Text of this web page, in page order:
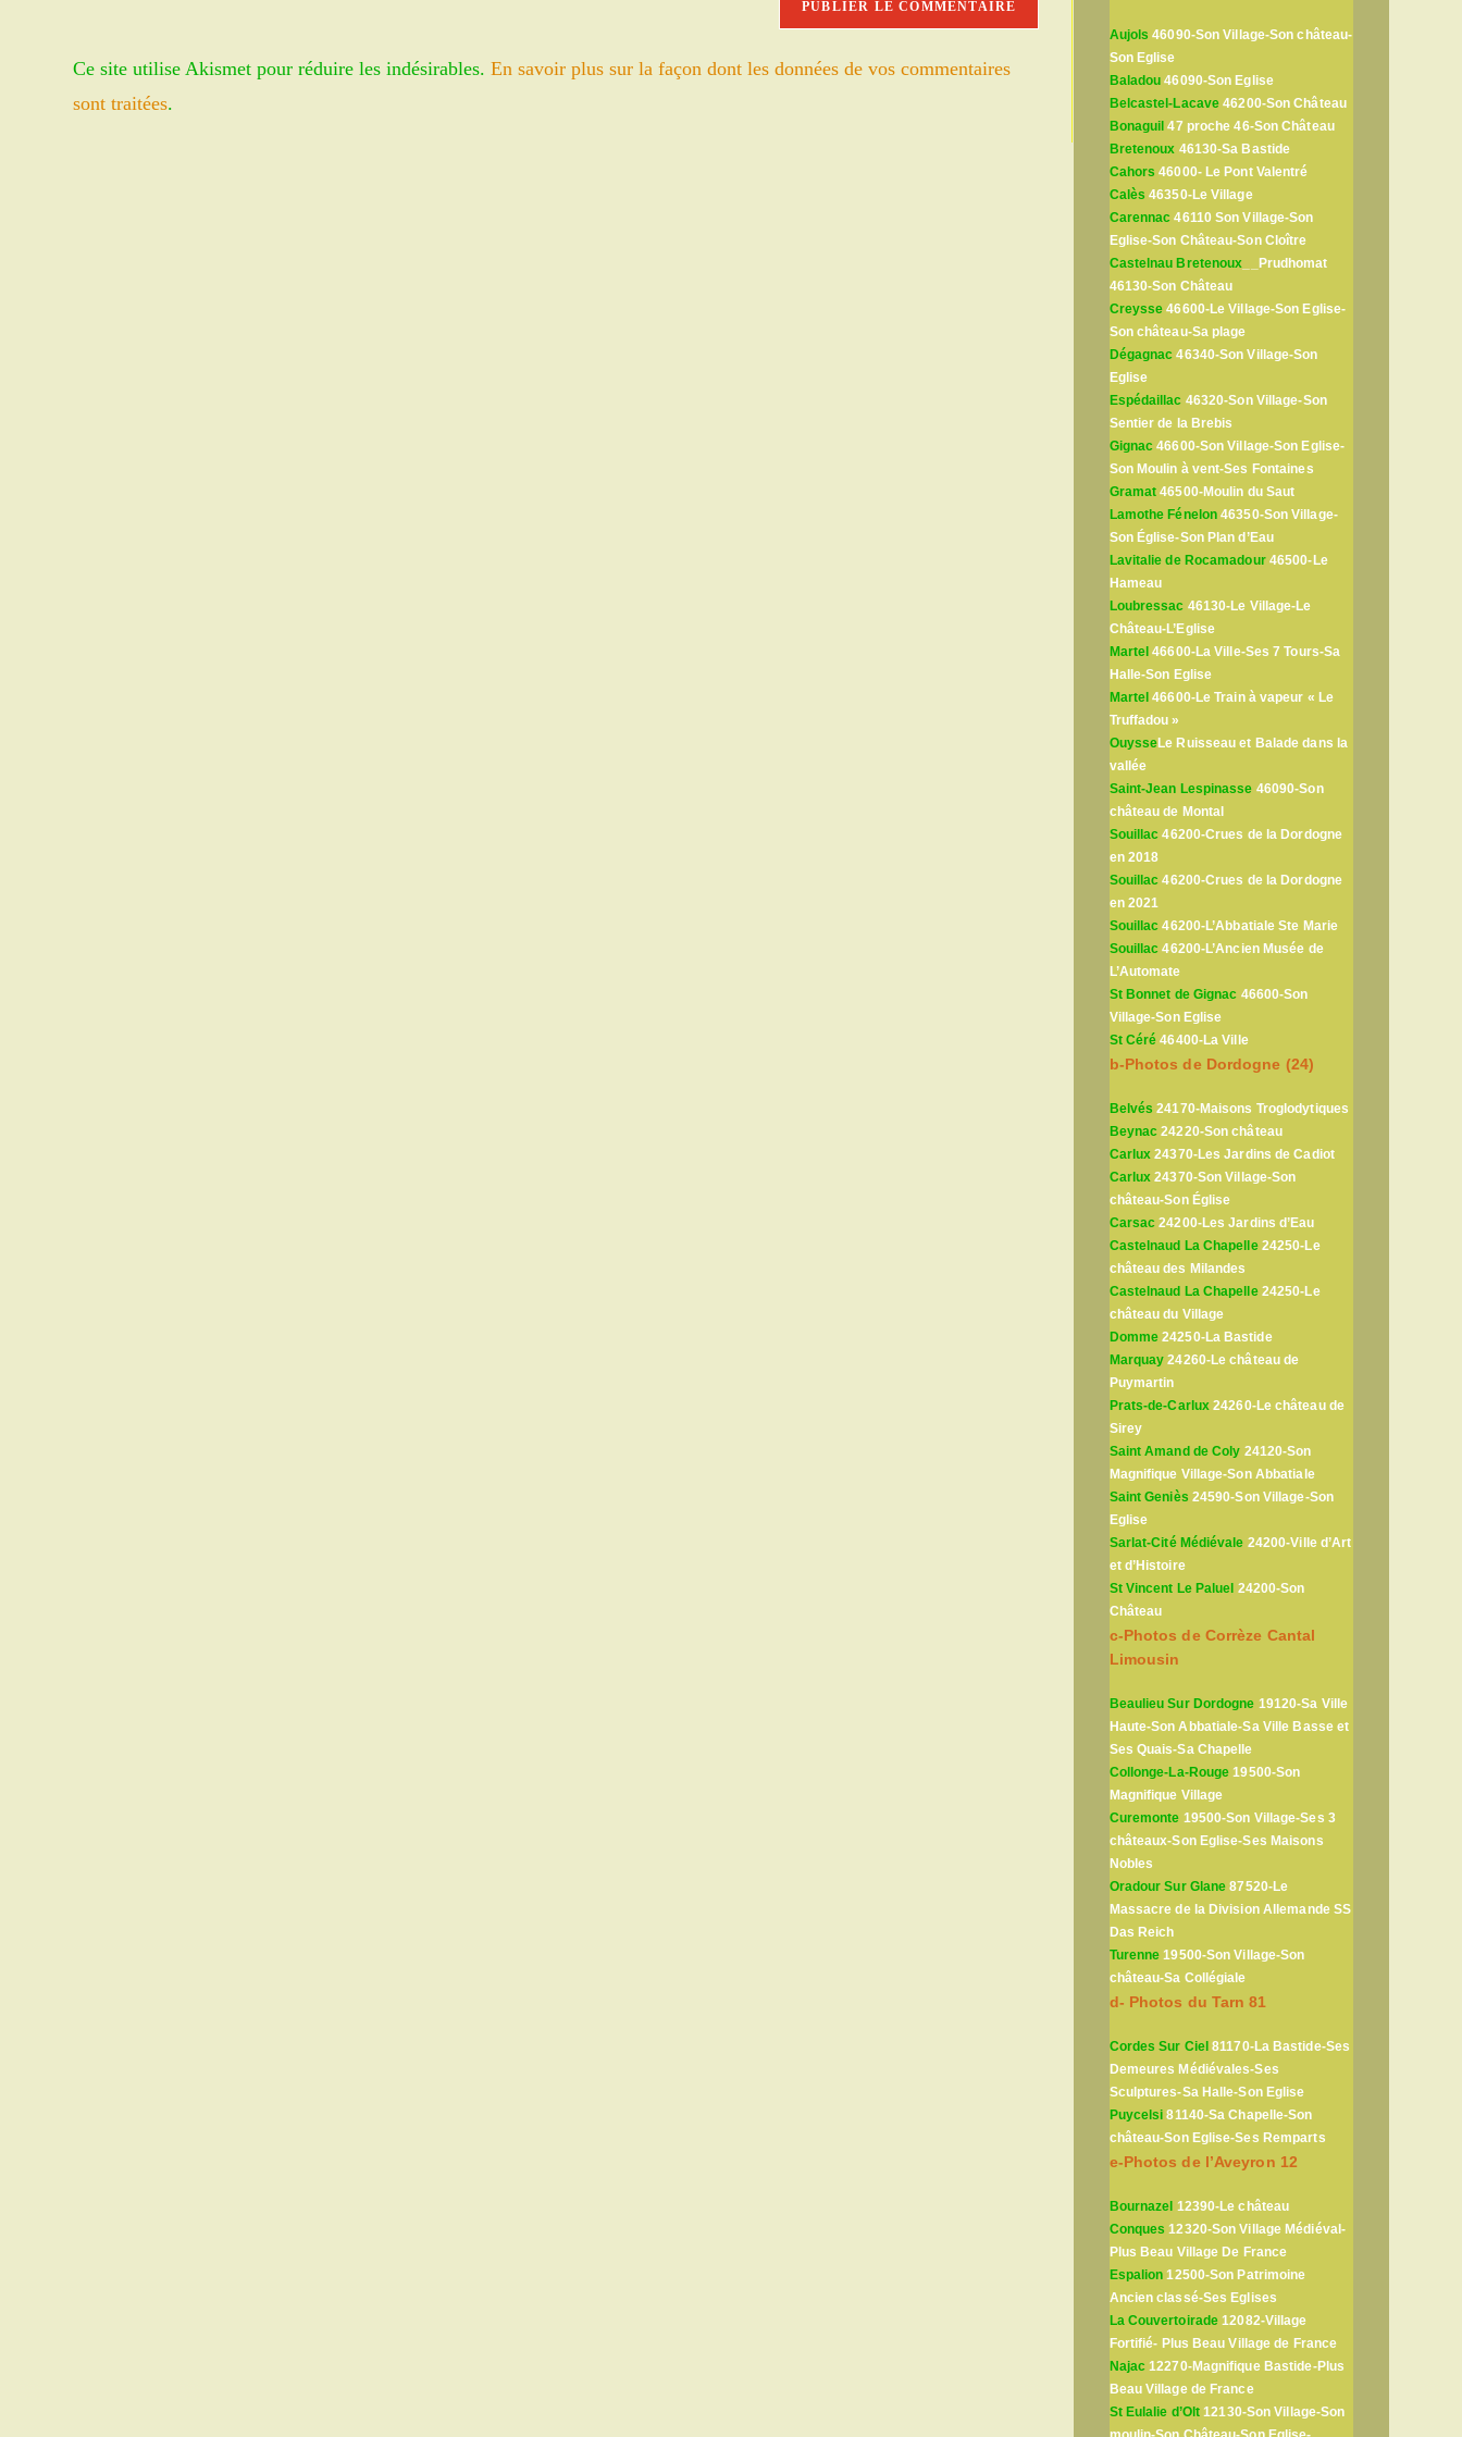
to
comment
(facultatif)
Ce site utilise Akismet pour réduire les indésirables.En savoir plus sur la façon dont les données de vos commentaires
sont traitées.
Aujols 46090-Son Village-Son château-
Son Eglise
Baladou 46090-Son Eglise
Belcastel-Lacave 46200-Son Château
Bonaguil 47 proche 46-Son Château
Bretenoux 46130-Sa Bastide
Cahors 46000- Le Pont Valentré
Calès 46350-Le Village
Carennac 46110 Son Village-Son
Eglise-Son Château-Son Cloître
Castelnau Bretenoux __Prudhomat
46130-Son Château
Creysse 46600-Le Village-Son Eglise-
Son château-Sa plage
Dégagnac 46340-Son Village-Son
Eglise
Espédaillac 46320-Son Village-Son
Sentier de la Brebis
Gignac 46600-Son Village-Son Eglise-
Son Moulin à vent-Ses Fontaines
Gramat 46500-Moulin du Saut
Lamothe Fénelon 46350-Son Village-
Son Église-Son Plan d’Eau
Lavitalie de Rocamadour46500-Le
Hameau
Loubressac 46130-Le Village-Le
Château-L’Eglise
Martel 46600-La Ville-Ses 7 Tours-Sa
Halle-Son Eglise
Martel 46600-Le Train à vapeur « Le
Truffadou »
OuysseLe Ruisseau et Balade dans la
vallée
Saint-Jean Lespinasse 46090-Son
château de Montal
Souillac 46200-Crues de la Dordogne
en 2018
Souillac 46200-Crues de la Dordogne
en 2021
Souillac 46200-L’Abbatiale Ste Marie
Souillac 46200-L’Ancien Musée de
L’Automate
St Bonnet de Gignac 46600-Son
Village-Son Eglise
St Céré 46400-La Ville
b-Photos de Dordogne (24)
Belvés 24170-Maisons Troglodytiques
Beynac 24220-Son château
Carlux 24370-Les Jardins de Cadiot
Carlux 24370-Son Village-Son
château-Son Église
Carsac 24200-Les Jardins d’Eau
Castelnaud La Chapelle24250-Le
château des Milandes
Castelnaud La Chapelle24250-Le
château du Village
Domme 24250-La Bastide
Marquay 24260-Le château de
Puymartin
Prats-de-Carlux 24260-Le château de
Sirey
Saint Amand de Coly 24120-Son
Magnifique Village-Son Abbatiale
Saint Geniès 24590-Son Village-Son
Eglise
Sarlat-Cité Médiévale 24200-Ville d’Art
et d’Histoire
St Vincent Le Paluel 24200-Son
Château
c-Photos de Corrèze Cantal
Limousin
Beaulieu Sur Dordogne 19120-Sa Ville
Haute-Son Abbatiale-Sa Ville Basse et
Ses Quais-Sa Chapelle
Collonge-La-Rouge 19500-Son
Magnifique Village
Curemonte 19500-Son Village-Ses 3
châteaux-Son Eglise-Ses Maisons
Nobles
Oradour Sur Glane 87520-Le
Massacre de la Division Allemande SS
Das Reich
Turenne 19500-Son Village-Son
château-Sa Collégiale
d- Photos du Tarn 81
Cordes Sur Ciel 81170-La Bastide-Ses
Demeures Médiévales-Ses
Sculptures-Sa Halle-Son Eglise
Puycelsi 81140-Sa Chapelle-Son
château-Son Eglise-Ses Remparts
e-Photos de l’Aveyron 12
Bournazel 12390-Le château
Conques 12320-Son Village Médiéval-
Plus Beau Village De France
Espalion 12500-Son Patrimoine
Ancien classé-Ses Eglises
La Couvertoirade 12082-Village
Fortifié- Plus Beau Village de France
Najac 12270-Magnifique Bastide-Plus
Beau Village de France
St Eulalie d’Olt 12130-Son Village-Son